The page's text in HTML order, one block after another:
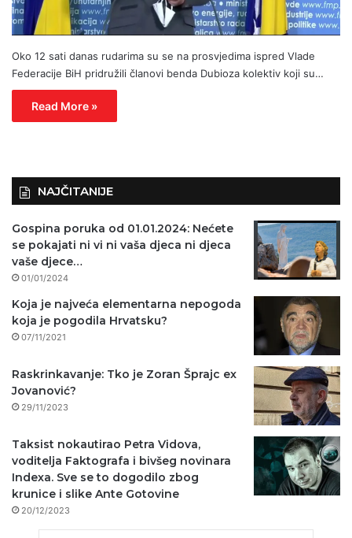
Oko 12 sati danas rudarima su se na prosvjedima ispred Vlade
Federacije BiH pridružili članovi benda Dubioza kolektiv koji su…
Read More »
NAJČITANIJE
Gospina poruka od 01.01.2024: Nećete
se pokajati ni vi ni vaša djeca ni djeca
vaše djece…
01/01/2024
Koja je najveća elementarna nepogoda
koja je pogodila Hrvatsku?
07/11/2021
Raskrinkavanje: Tko je Zoran Šprajc ex
Jovanović?
29/11/2023
Taksist nokautirao Petra Vidova,
voditelja Faktografa i bivšeg novinara
Indexa. Sve se to dogodilo zbog
krunice i slike Ante Gotovine
20/12/2023